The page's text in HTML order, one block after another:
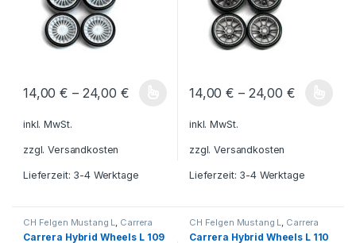
14,00€ – 24,00 €
Dieses Produkt weist mehrere Varianten auf. Die Optionen
inkl. MwSt.
zzgl.Versandkosten
Lieferzeit: 3-4 Werktage
14,00€ – 24,00 €
Dieses Produkt weist mehrere
inkl. MwSt.
zzgl.Versandkosten
Lieferzeit: 3-4 Werktage
CH Felgen Mustang L, Carrera
Hybrid Ferrari Carrera Hybrid , CH
Felgen Ferrari L,Carrera Hybrid
Carrera Hybrid Wheels L 109
CH Felgen Mustang L, Carrera
Hybrid Ferrari Carrera Hybrid , CH
Felgen Ferrari L,Carrera Hybrid
Carrera Hybrid Wheels L 110